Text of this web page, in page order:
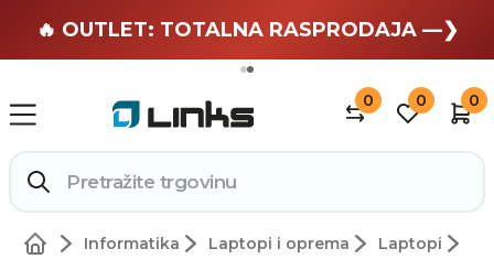
🏄 Zaslužuješ odmor —❯
🔥 OUTLET: TOTALNA RASPRODAJA —❯
0 0 0
Informatika Laptopi i oprema Laptopi